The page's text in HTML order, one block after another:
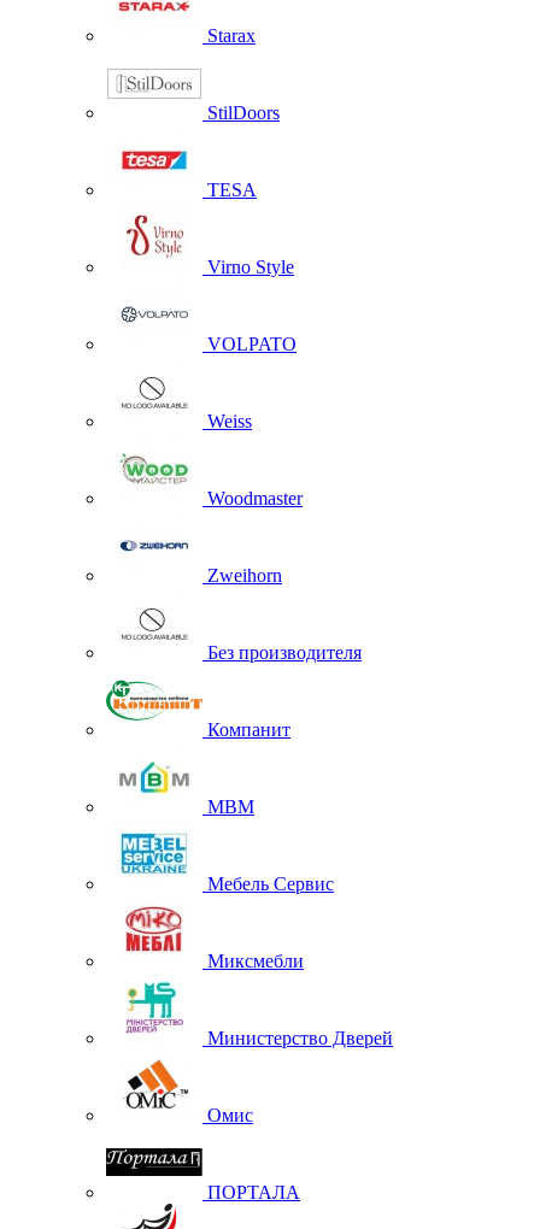
Starax
StilDoors
TESA
Virno Style
VOLPATO
Weiss
Woodmaster
Zweihorn
Без производителя
Компанит
МВМ
Мебель Сервис
Миксмебли
Министерство Дверей
Омис
ПОРТАЛА